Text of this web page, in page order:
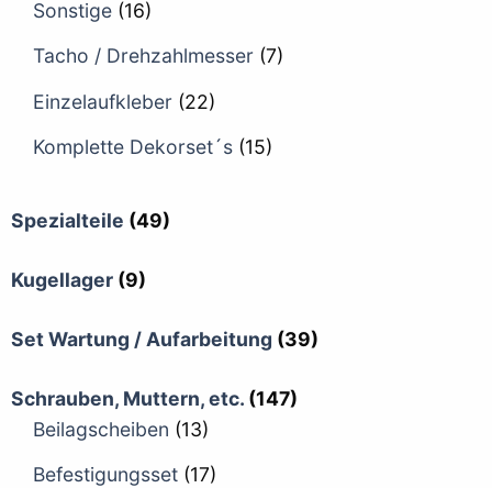
Sonstige (16)
Tacho / Drehzahlmesser (7)
Einzelaufkleber (22)
Komplette Dekorset´s (15)
Spezialteile (49)
Kugellager (9)
Set Wartung / Aufarbeitung (39)
Schrauben, Muttern, etc. (147)
Beilagscheiben (13)
Befestigungsset (17)